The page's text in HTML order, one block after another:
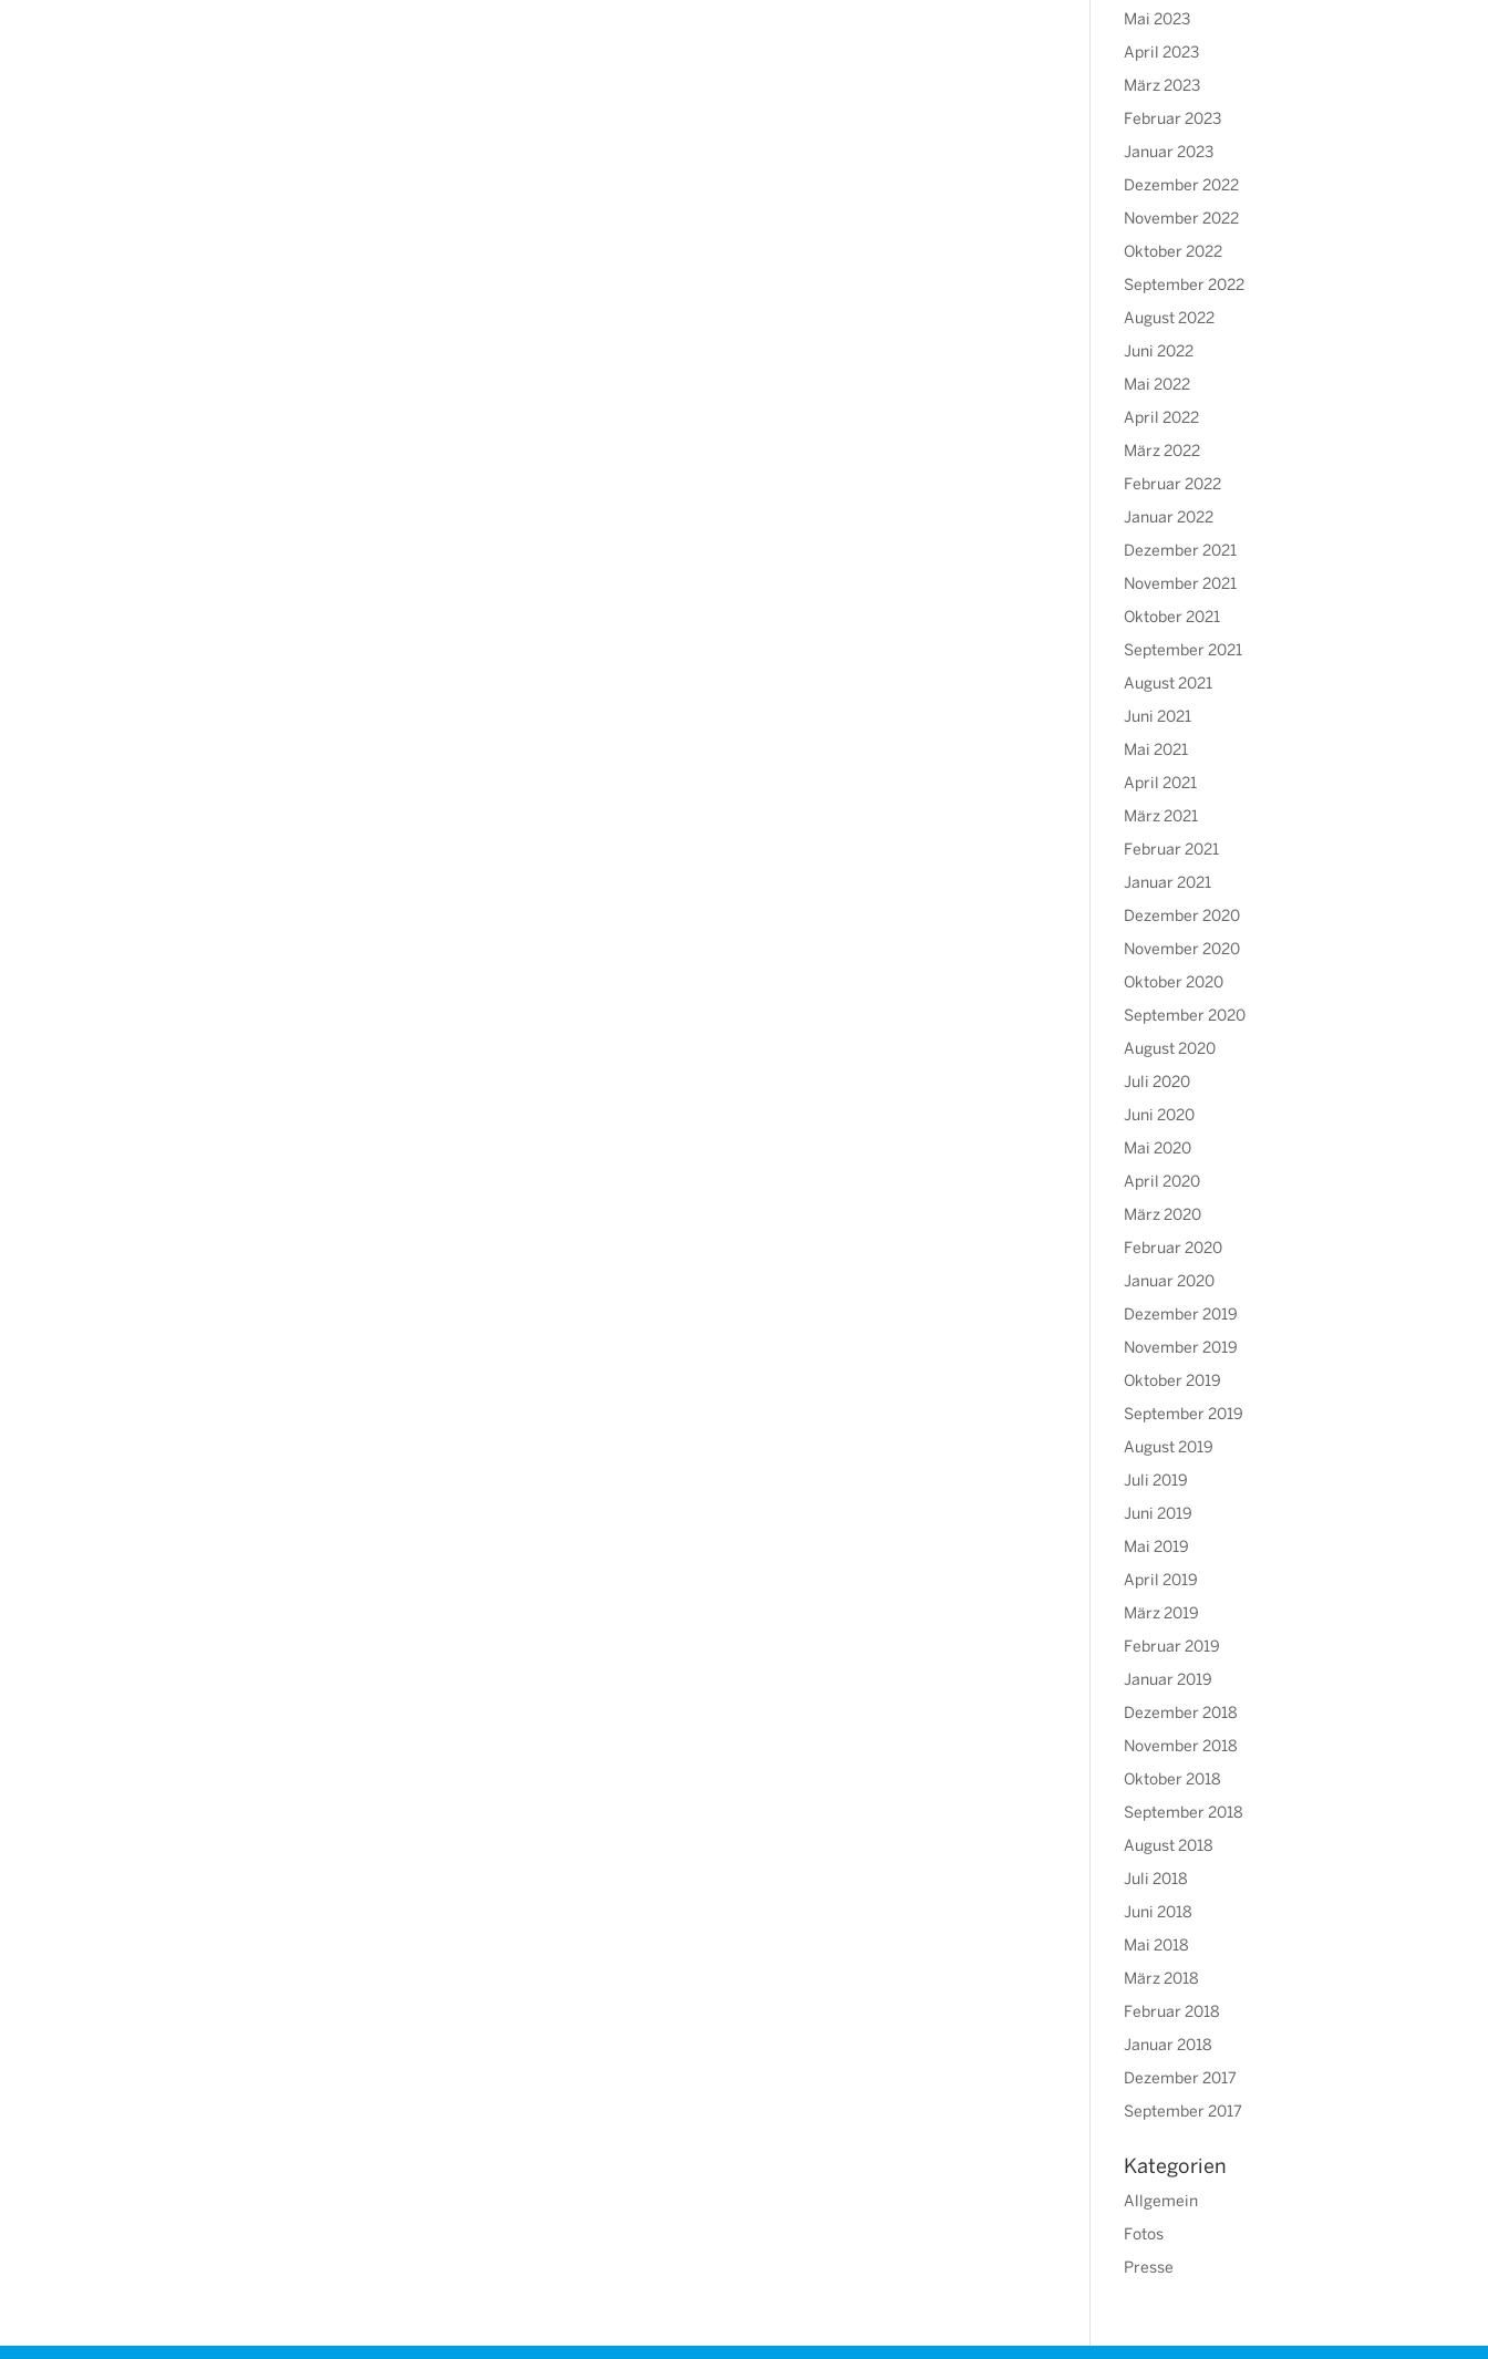
Mai 2023
April 2023
März 2023
Februar 2023
Januar 2023
Dezember 2022
November 2022
Oktober 2022
September 2022
August 2022
Juni 2022
Mai 2022
April 2022
März 2022
Februar 2022
Januar 2022
Dezember 2021
November 2021
Oktober 2021
September 2021
August 2021
Juni 2021
Mai 2021
April 2021
März 2021
Februar 2021
Januar 2021
Dezember 2020
November 2020
Oktober 2020
September 2020
August 2020
Juli 2020
Juni 2020
Mai 2020
April 2020
März 2020
Februar 2020
Januar 2020
Dezember 2019
November 2019
Oktober 2019
September 2019
August 2019
Juli 2019
Juni 2019
Mai 2019
April 2019
März 2019
Februar 2019
Januar 2019
Dezember 2018
November 2018
Oktober 2018
September 2018
August 2018
Juli 2018
Juni 2018
Mai 2018
März 2018
Februar 2018
Januar 2018
Dezember 2017
September 2017
Kategorien
Allgemein
Fotos
Presse